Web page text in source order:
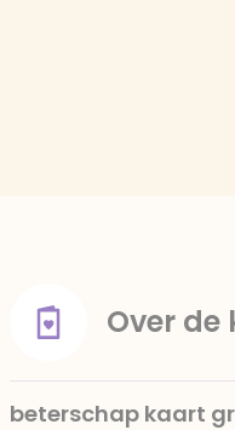
Over de
beterschap kaart